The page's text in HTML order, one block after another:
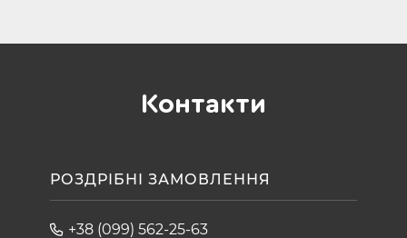
Контакти
РОЗДРІБНІ ЗАМОВЛЕННЯ
+38 (099) 562-25-63